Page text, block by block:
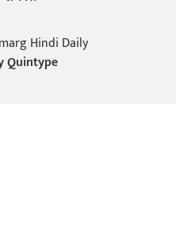
Hindi Daily
Quintype